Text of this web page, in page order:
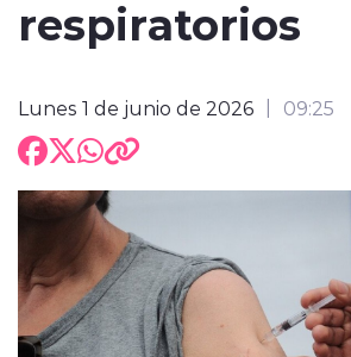
respiratorios
Lunes 1 de junio de 2026 09:25